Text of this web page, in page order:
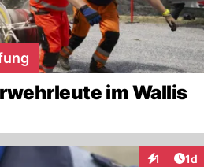
im Wallis
1 1d